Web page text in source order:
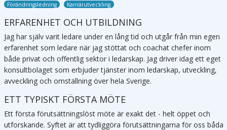
Förändringsledning
Karriärutveckling
ERFARENHET OCH UTBILDNING
Jag har själv varit ledare under en lång tid och utgår från min egen
erfarenhet som ledare när jag stöttat och coachat chefer inom
både privat och offentlig sektor i ledarskap. Jag driver idag ett eget
konsultbolaget som erbjuder tjänster inom ledarskap, utveckling,
avveckling och omställning över hela Sverige.
ETT TYPISKT FÖRSTA MÖTE
Ett första förutsättningslöst möte är exakt det - helt öppet och
utforskande. Syftet är att tydliggöra förutsättningarna för oss båda